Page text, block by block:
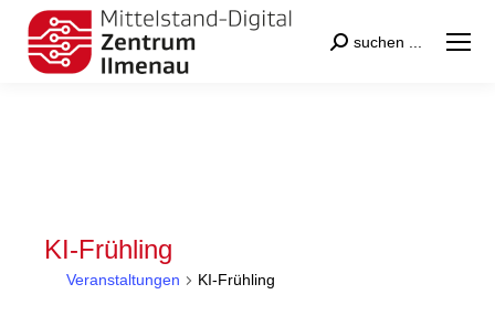
Search:
suchen ...
KI-Frühling
Veranstaltungen KI-Frühling